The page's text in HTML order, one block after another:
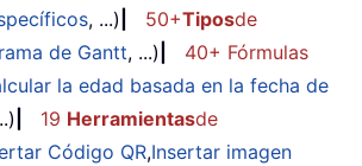
, ...) 50+Tiposde
de Gantt, ...)
40+ Fórmulas
la edad basada en la fecha de
19 Herramientasde
Código QR,Insertar imagen